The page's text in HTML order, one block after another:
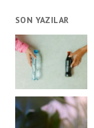
SON YAZILAR